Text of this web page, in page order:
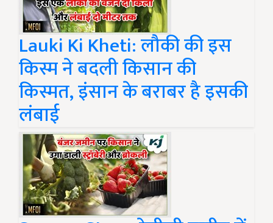
Lauki Ki Kheti: लौकी की इस
किस्म ने बदली किसान की
किस्मत, इंसान के बराबर है इसकी
लंबाई